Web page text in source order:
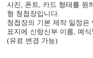
사진, 폰트, 카드 형태를 원
형 청첩장입니다.
청첩장의 기본 제작 일정은
표지에 신랑신부 이름, 예
(유료 변경 가능)